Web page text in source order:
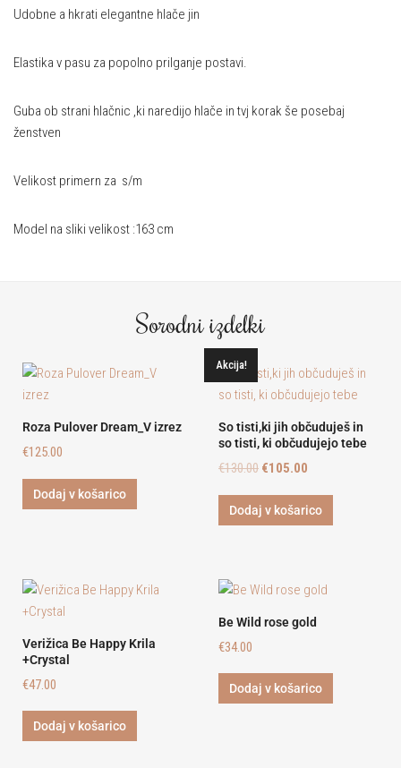
Udobne a hkrati elegantne hlače jin
Elastika v pasu za popolno prilganje postavi.
Guba ob strani hlačnic ,ki naredijo hlače in tvj korak še posebaj
ženstven
Velikost primern za s/m
Model na sliki velikost :163 cm
Sorodni izdelki
Roza Pulover Dream_V izrez
€125.00
Dodaj v košarico
Akcija!
So tisti,ki jih občuduješ in
so tisti, ki občudujejo tebe
€130.00 €105.00
Dodaj v košarico
Verižica Be Happy Krila
+Crystal
€47.00
Dodaj v košarico
Be Wild rose gold
€34.00
Dodaj v košarico